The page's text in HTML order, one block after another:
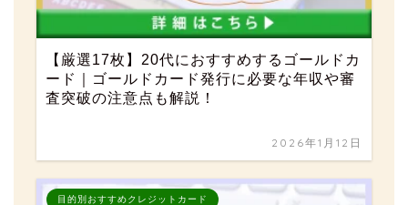
【厳選17枚】20代におすすめするゴールドカ
ード｜ゴールドカード発行に必要な年収や審
査突破の注意点も解説！
2026年1月12日
目的別おすすめクレジットカード